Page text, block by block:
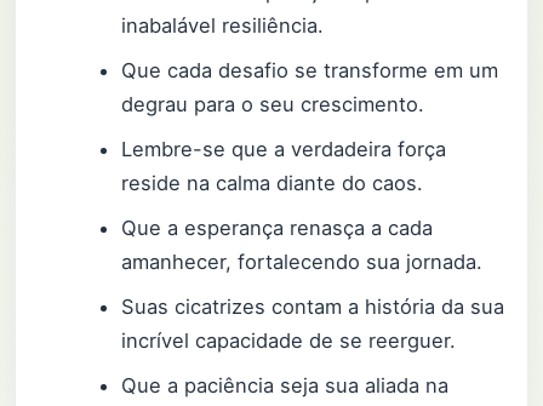
inabalável resiliência.
Que cada desafio se transforme em um
degrau para o seu crescimento.
Lembre-se que a verdadeira força
reside na calma diante do caos.
Que a esperança renasça a cada
amanhecer, fortalecendo sua jornada.
Suas cicatrizes contam a história da sua
incrível capacidade de se reerguer.
Que a paciência seja sua aliada na